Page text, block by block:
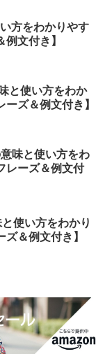
方をわかりやす
例文付き】
と使い方をわか
ーズ＆例文付き】
味と使い方をわ
レーズ＆例文付
使い方をわかり
＆例文付き】